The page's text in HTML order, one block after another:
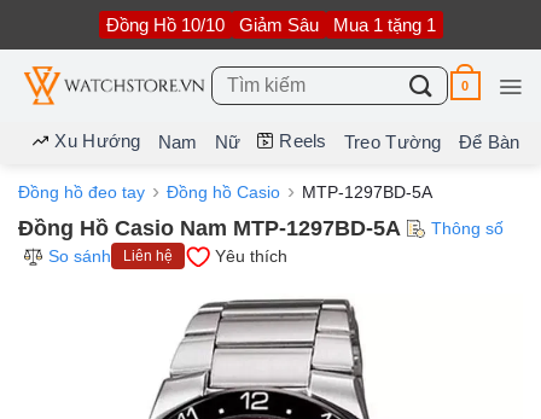
nội
dung
Đồng Hồ 10/10 Giảm Sâu Mua 1 tặng 1
Tìm
kiếm:
0
Xu Hướng Nam Nữ Reels Treo Tường Để Bàn
Đồng hồ đeo tay Đồng hồ Casio MTP-1297BD-5A
Đồng Hồ Casio Nam MTP-1297BD-5A
Thông số
So sánh
Liên hệ Yêu thích